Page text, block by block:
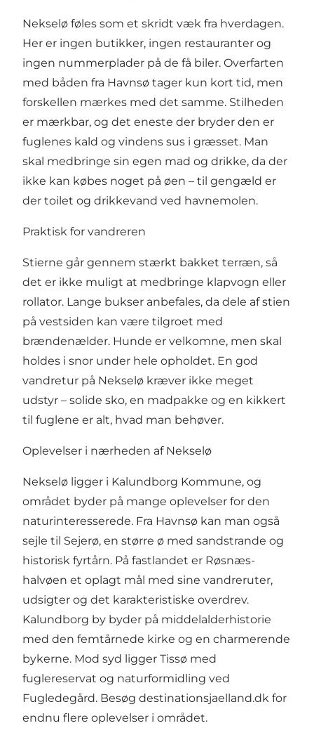
Nekselø føles som et skridt væk fra hverdagen.
Her er ingen butikker, ingen restauranter og
ingen nummerplader på de få biler. Overfarten
med båden fra Havnsø tager kun kort tid, men
forskellen mærkes med det samme. Stilheden
er mærkbar, og det eneste der bryder den er
fuglenes kald og vindens sus i græsset. Man
skal medbringe sin egen mad og drikke, da der
ikke kan købes noget på øen – til gengæld er
der toilet og drikkevand ved havnemolen.
Praktisk for vandreren
Stierne går gennem stærkt bakket terræn, så
det er ikke muligt at medbringe klapvogn eller
rollator. Lange bukser anbefales, da dele af stien
på vestsiden kan være tilgroet med
brændenælder. Hunde er velkomne, men skal
holdes i snor under hele opholdet. En god
vandretur på Nekselø kræver ikke meget
udstyr – solide sko, en madpakke og en kikkert
til fuglene er alt, hvad man behøver.
Oplevelser i nærheden af Nekselø
Nekselø ligger i Kalundborg Kommune, og
området byder på mange oplevelser for den
naturinteresserede. Fra Havnsø kan man også
sejle til Sejerø, en større ø med sandstrande og
historisk fyrtårn. På fastlandet er Røsnæs-
halvøen et oplagt mål med sine vandreruter,
udsigter og det karakteristiske overdrev.
Kalundborg by byder på middelalderhistorie
med den femtårnede kirke og en charmerende
bykerne. Mod syd ligger Tissø med
fuglereservat og naturformidling ved
Fugledegård. Besøg destinationsjaelland.dk for
endnu flere oplevelser i området.